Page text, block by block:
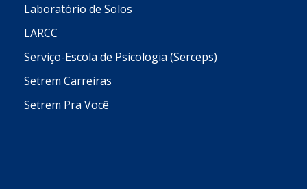
Laboratório de Solos
LARCC
Serviço-Escola de Psicologia (Serceps)
Setrem Carreiras
Setrem Pra Você